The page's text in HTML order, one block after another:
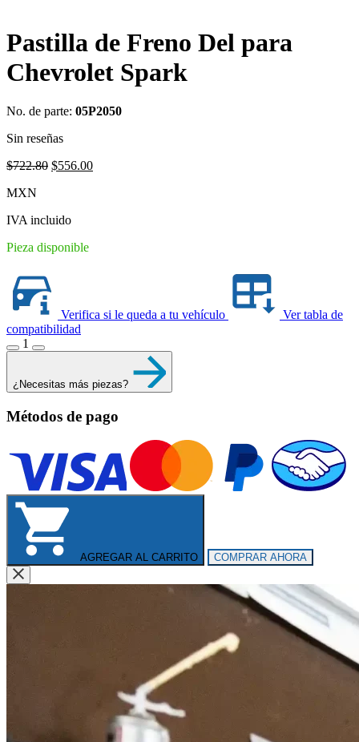
Pastilla de Freno Del para
Chevrolet Spark
No. de parte: 05P2050
Sin reseñas
$722.80 Original
$556.00Current
MXN
IVA incluido
Pieza disponible
Verifica si le queda a tu vehículo
Ver tabla de
compatibilidad
1
¿Necesitas más piezas?
Métodos de pago
AGREGAR AL CARRITO COMPRAR AHORA